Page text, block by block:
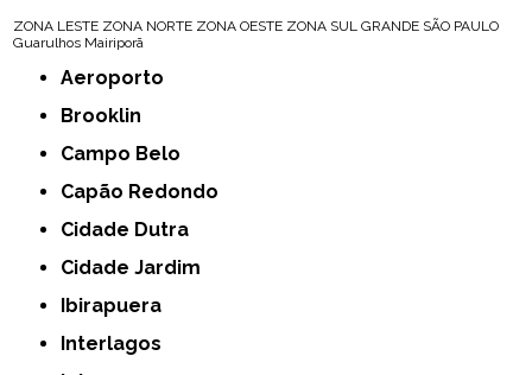
ZONA LESTE ZONA NORTE ZONA OESTE ZONA SUL GRANDE SÃO PAULO
Guarulhos Mairiporã
Aeroporto
Brooklin
Campo Belo
Capão Redondo
Cidade Dutra
Cidade Jardim
Ibirapuera
Interlagos